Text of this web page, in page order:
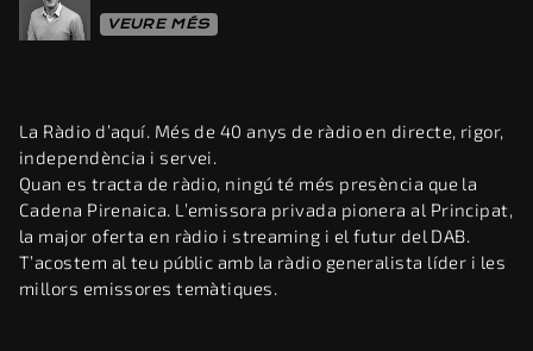
VEURE MÉS
La Ràdio d’aquí. Més de 40 anys de ràdio en directe, rigor,
independència i servei.
Quan es tracta de ràdio, ningú té més presència que la
Cadena Pirenaica. L’emissora privada pionera al Principat,
la major oferta en ràdio i streaming i el futur del DAB.
T’acostem al teu públic amb la ràdio generalista líder i les
millors emissores temàtiques.